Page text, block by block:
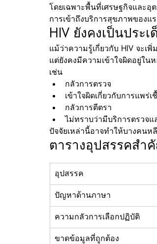
โดยเฉพาะพื้นที่เศรษฐกิจและ
การเข้าถึงบริการสุขภาพของแ
HIV ยังคงเป็นประ
แม้ว่าความรู้เกี่ยวกับ HIV จะเ
แต่ยังคงมีความเข้าใจผิดอยู่ใน
เช่น
กลัวการตรวจ
เข้าใจผิดเกี่ยวกับการแพร่เ
กลัวการตีตรา
ไม่ทราบว่ามีบริการตรวจแ
ปัจจัยเหล่านี้อาจทำให้บางคนห
ตารางอุปสรรคสำ
อุปสรรค
ปัญหาด้านภาษา
ความกลัวการเลือกปฏิบัติ
ขาดข้อมูลที่ถูกต้อง